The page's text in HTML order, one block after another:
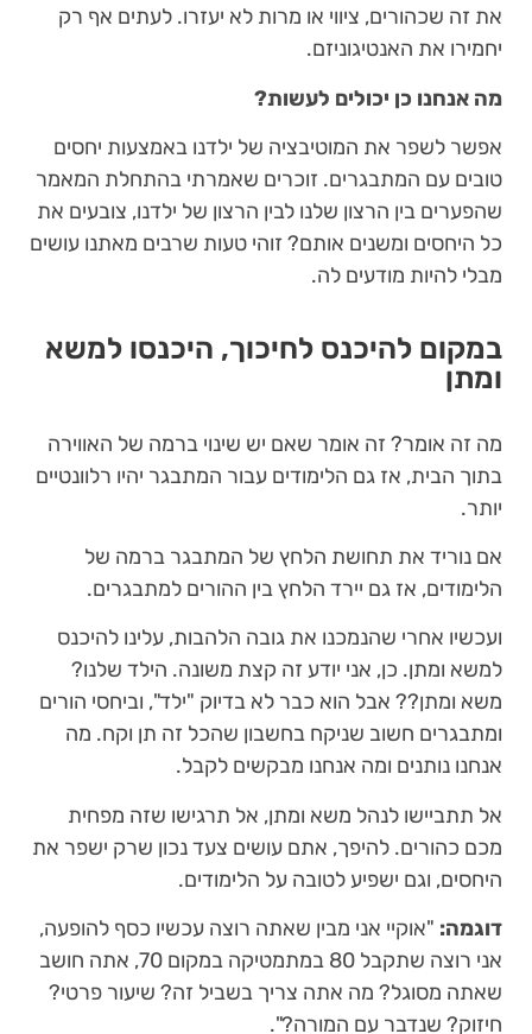
את זה שכהורים, ציווי או מרות לא יעזרו. לעתים אף רק
יחמירו את האנטיגוניזם.
מה אנחנו כן יכולים לעשות?
אפשר לשפר את המוטיבציה של ילדנו באמצעות יחסים
טובים עם המתבגרים. זוכרים שאמרתי בהתחלת המאמר
שהפערים בין הרצון שלנו לבין הרצון של ילדנו, צובעים את
כל היחסים ומשנים אותם? זוהי טעות שרבים מאתנו עושים
מבלי להיות מודעים לה.
במקום להיכנס לחיכוך, היכנסו למשא
ומתן
מה זה אומר? זה אומר שאם יש שינוי ברמה של האווירה
בתוך הבית, אז גם הלימודים עבור המתבגר יהיו רלוונטיים
יותר.
אם נוריד את תחושת הלחץ של המתבגר ברמה של
הלימודים, אז גם יירד הלחץ בין ההורים למתבגרים.
ועכשיו אחרי שהנמכנו את גובה הלהבות, עלינו להיכנס
למשא ומתן. כן, אני יודע זה קצת משונה. הילד שלנו?
משא ומתן?? אבל הוא כבר לא בדיוק "ילד", וביחסי הורים
ומתבגרים חשוב שניקח בחשבון שהכל זה תן וקח. מה
אנחנו נותנים ומה אנחנו מבקשים לקבל.
אל תתביישו לנהל משא ומתן, אל תרגישו שזה מפחית
מכם כהורים. להיפך, אתם עושים צעד נכון שרק ישפר את
היחסים, וגם ישפיע לטובה על הלימודים.
דוגמה: "אוקיי אני מבין שאתה רוצה עכשיו כסף להופעה,
אני רוצה שתקבל 80 במתמטיקה במקום 70, אתה חושב
שאתה מסוגל? מה אתה צריך בשביל זה? שיעור פרטי?
חיזוק? שנדבר עם המורה?".